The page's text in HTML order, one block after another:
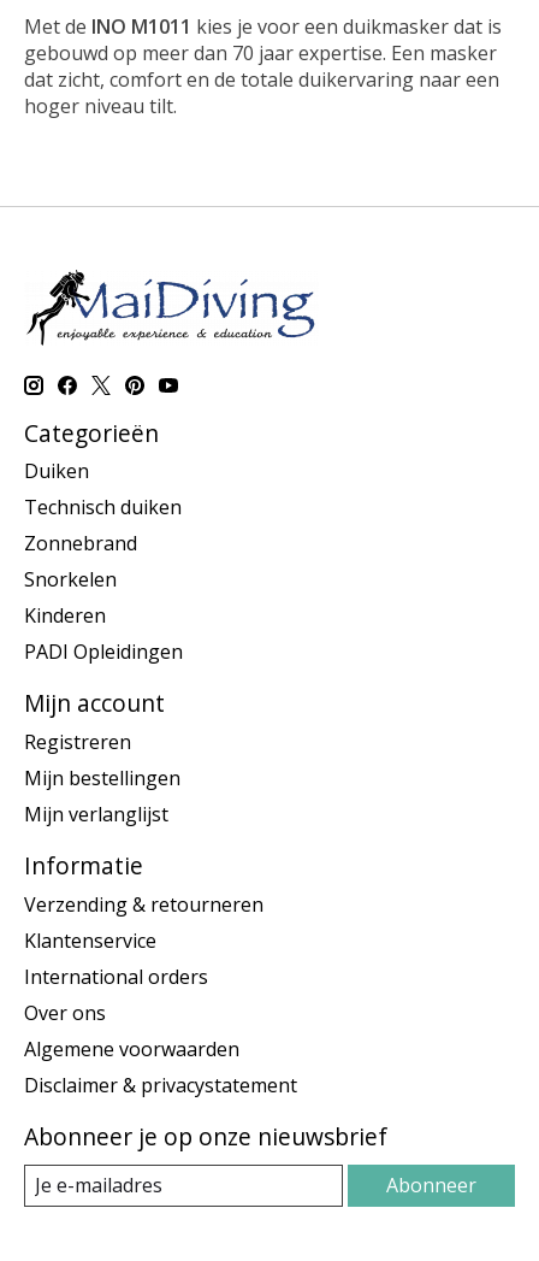
Met de INO M1011 kies je voor een duikmasker dat is
gebouwd op meer dan 70 jaar expertise. Een masker
dat zicht, comfort en de totale duikervaring naar een
hoger niveau tilt.
Categorieën
Duiken
Technisch duiken
Zonnebrand
Snorkelen
Kinderen
PADI Opleidingen
Mijn account
Registreren
Mijn bestellingen
Mijn verlanglijst
Informatie
Verzending & retourneren
Klantenservice
International orders
Over ons
Algemene voorwaarden
Disclaimer & privacystatement
Abonneer je op onze nieuwsbrief
Abonneer